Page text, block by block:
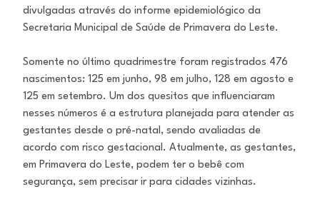
divulgadas através do informe epidemiológico da
Secretaria Municipal de Saúde de Primavera do Leste.
Somente no último quadrimestre foram registrados 476
nascimentos: 125 em junho, 98 em julho, 128 em agosto e
125 em setembro. Um dos quesitos que influenciaram
nesses números é a estrutura planejada para atender as
gestantes desde o pré-natal, sendo avaliadas de
acordo com risco gestacional. Atualmente, as gestantes,
em Primavera do Leste, podem ter o bebê com
segurança, sem precisar ir para cidades vizinhas.